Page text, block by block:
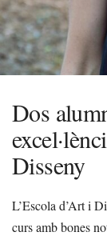
Dos
Disseny
L’Escola d’Art i
curs amb bones